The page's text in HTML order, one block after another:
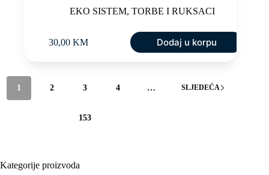
EKO SISTEM,TORBE I RUKSACI
30,00 KM Dodaj u korpu
1 2 3 4 …
153
SLJEDEĆA
Kategorije proizvoda